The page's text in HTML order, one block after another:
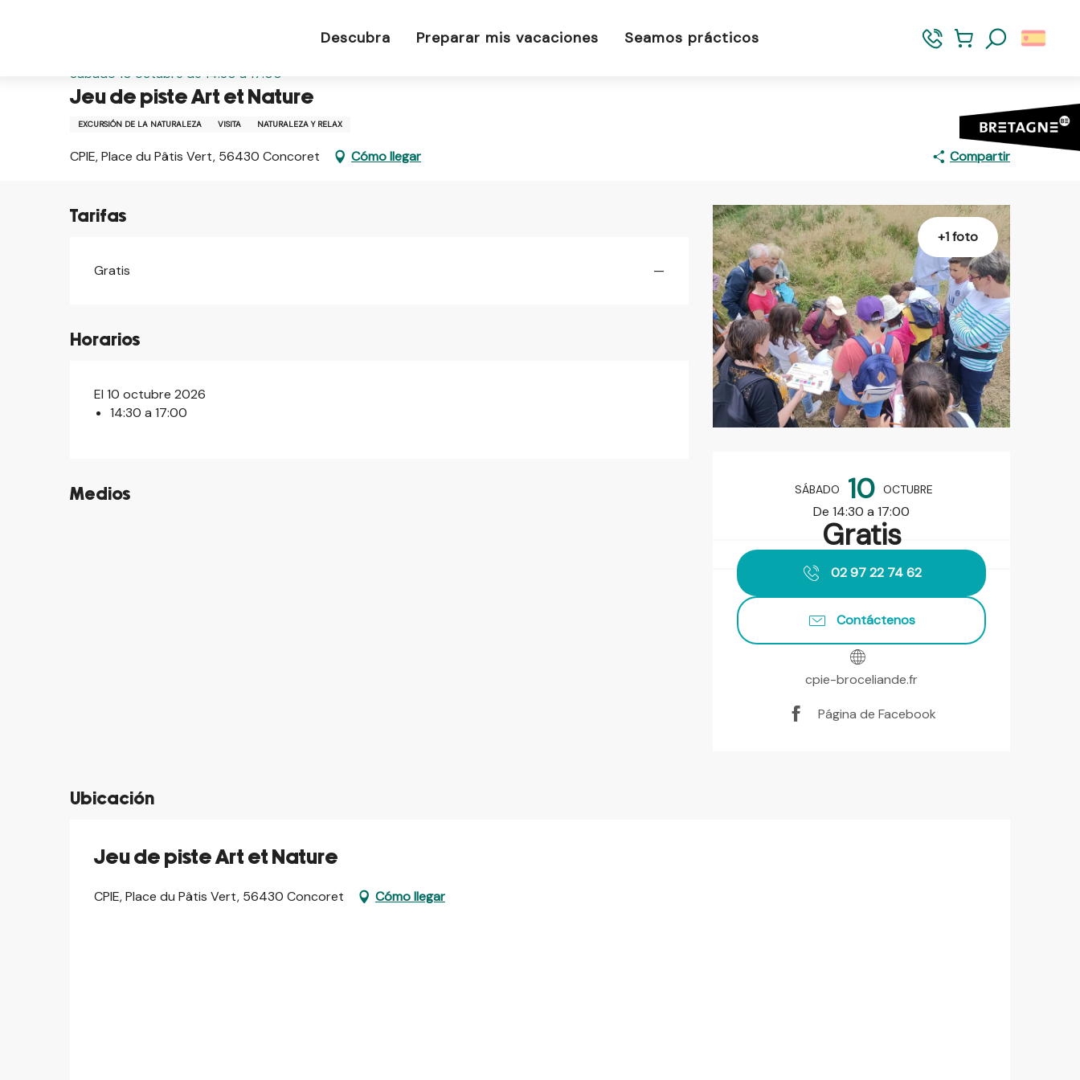
Descubra Preparar mis vacaciones Seamos prácticos
Sábado 10 octubre de 14:30 a 17:00
Jeu de piste Art et Nature
EXCURSIÓN DE LA NATURALEZA VISITA NATURALEZA Y RELAX
CPIE, Place du Pâtis Vert, 56430 Concoret Cómo llegar Compartir
+1 foto
Horarios y datos de
SÁBADO 10 OCTUBRE
De 14:30 a 17:00
Gratis
02 97 22 74 62
Contáctenos
cpie-broceliande.fr
Página de Facebook
Tarifas
Gratis —
Horarios
El 10 octubre 2026
14:30 a 17:00
Medios
©
Ubicación
Jeu de piste Art et Nature
CPIE, Place du Pâtis Vert, 56430 Concoret Cómo llegar